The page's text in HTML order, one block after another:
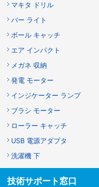
マキタ ドリル
バー ライト
ボール キャッチ
エア インパクト
メガネ 収納
発電 モーター
インジケーター ランプ
ブラシ モーター
ローラー キャッチ
USB 電源アダプタ
洗濯機 下
技術サポート窓口